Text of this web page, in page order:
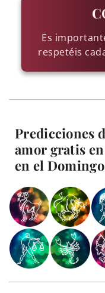
Es
respetéis
Predicciones
amor gratis
en el